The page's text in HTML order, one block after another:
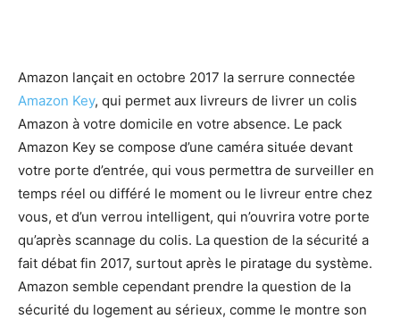
Amazon lançait en octobre 2017 la serrure connectée
Amazon Key, qui permet aux livreurs de livrer un colis
Amazon à votre domicile en votre absence. Le pack
Amazon Key se compose d’une caméra située devant
votre porte d’entrée, qui vous permettra de surveiller en
temps réel ou différé le moment ou le livreur entre chez
vous, et d’un verrou intelligent, qui n’ouvrira votre porte
qu’après scannage du colis. La question de la sécurité a
fait débat fin 2017, surtout après le piratage du système.
Amazon semble cependant prendre la question de la
sécurité du logement au sérieux, comme le montre son